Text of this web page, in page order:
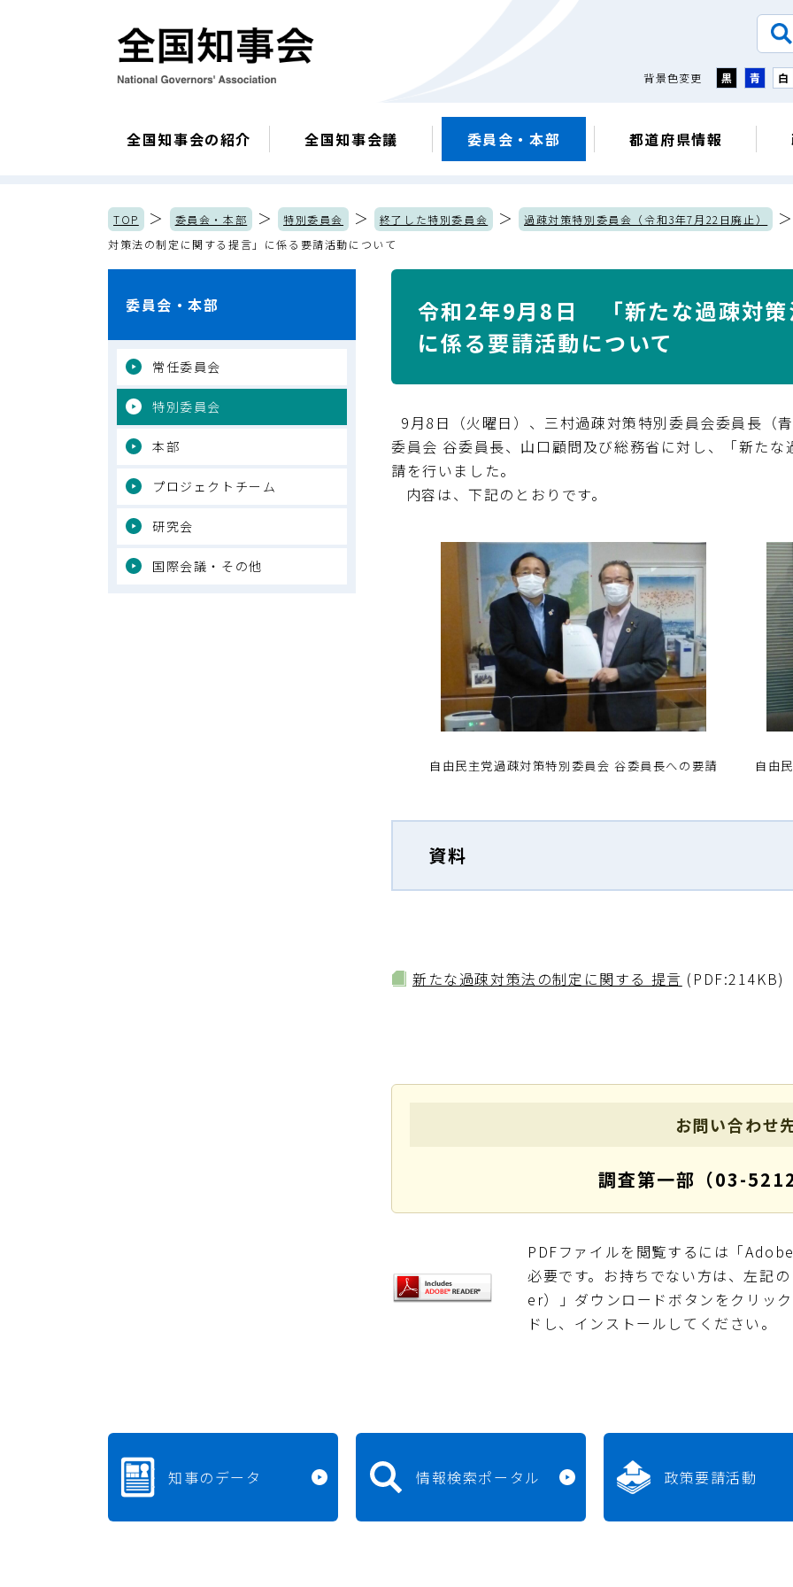
背景色変更 黒 青 白
全国知事会の紹介 全国知事会議 委員会・本部 都道府県情報
TOP ＞ 委員会・本部 ＞ 特別委員会 ＞ 終了した特別委員会 ＞ 過疎対策特別委員会（令和3年7月22日廃止） ＞
対策法の制定に関する提言」に係る要請活動について
令和2年9月8日 「新たな過疎対策
に係る要請活動について
9月8日（火曜日）、三村過疎対策特別委員会委員長（
委員会 谷委員長、山口顧問及び総務省に対し、「新た
請を行いました。
内容は、下記のとおりです。
自由民主党過疎対策特別委員会 谷委員長への要請 自由
資料
新たな過疎対策法の制定に関する 提言 (PDF:214KB)
お問い合わせ
調査第一部（03-
PDFファイルを閲覧するには「
必要です。お持ちでない方は、左記
er）」ダウンロードボタンをクリッ
ドし、インストールしてください。
委員会・本部
常任委員会
特別委員会
本部
プロジェクトチーム
研究会
国際会議・その他
知事のデータ 情報検索ポータル 政策要請活動